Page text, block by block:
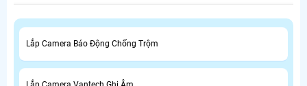
Lắp Camera Báo Động Chống Trộm